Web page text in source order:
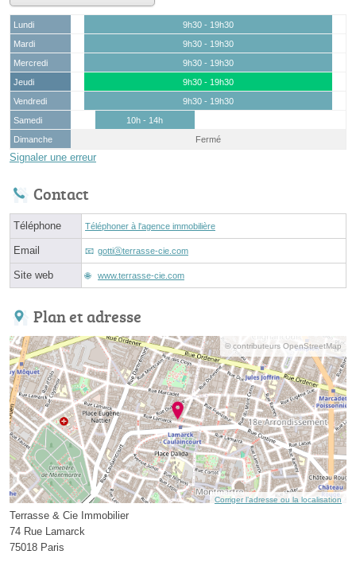
Lundi
9h30 - 19h30
Mardi
9h30 - 19h30
Mercredi
9h30 - 19h30
Jeudi
9h30 - 19h30
Vendredi
9h30 - 19h30
Samedi
10h - 14h
Dimanche
Fermé
Signaler une erreur
Contact
Téléphone Téléphoner à l'agence immobilière
Email gottiⓐterrasse-cie.com
Site web www.terrasse-cie.com
Plan et adresse
© contributeurs OpenStreetMap
Corriger l’adresse ou la localisation
Terrasse & Cie Immobilier
74 Rue Lamarck
75018 Paris